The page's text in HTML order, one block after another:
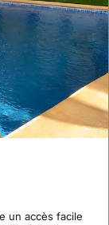
un accès facile